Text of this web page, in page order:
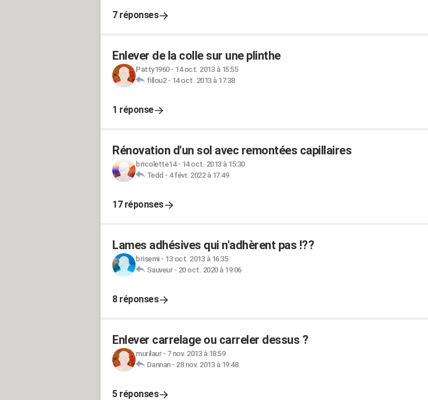
7 réponses
Enlever de la colle sur une plinthe
Patty1960- 14 oct. 2013 à 15:55
fillou2- 14 oct. 2013 à 17:38
1 réponse
Rénovation d'un sol avec remontées capillaires
bricolette14- 14 oct. 2013 à 15:30
Tedd - 4 févr. 2022 à 17:49
17 réponses
Lames adhésives qui n'adhèrent pas !??
brisemi- 13 oct. 2013 à 16:35
Sauveur- 20 oct. 2020 à 19:06
8 réponses
Enlever carrelage ou carreler dessus ?
murilaur- 7 nov. 2013 à 18:59
Dannan- 28 nov. 2013 à 19:48
5 réponses